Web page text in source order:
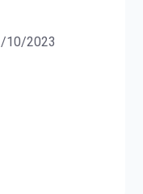
10/2023